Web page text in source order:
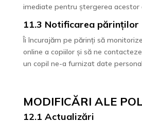
imediate pentru ștergerea acestor
11.3 Notificarea părinților
Îi încurajăm pe părinți să
online a copiilor și să ne
un copil ne-a furnizat date
MODIFICĂRI ALE
12.1 Actualizări